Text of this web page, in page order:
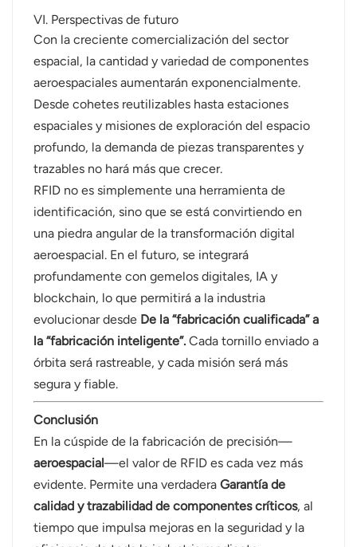
VI. Perspectivas de futuro
Con la creciente comercialización del sector
espacial, la cantidad y variedad de componentes
aeroespaciales aumentarán exponencialmente.
Desde cohetes reutilizables hasta estaciones
espaciales y misiones de exploración del espacio
profundo, la demanda de piezas transparentes y
trazables no hará más que crecer.
RFID no es simplemente una herramienta de
identificación, sino que se está convirtiendo en
una piedra angular de la transformación digital
aeroespacial. En el futuro, se integrará
profundamente con gemelos digitales, IA y
blockchain, lo que permitirá a la industria
evolucionar desde De la “fabricación cualificada” a
la “fabricación inteligente”. Cada tornillo enviado a
órbita será rastreable, y cada misión será más
segura y fiable.
Conclusión
En la cúspide de la fabricación de precisión—
aeroespacial—el valor de RFID es cada vez más
evidente. Permite una verdaderaGarantía de
calidad y trazabilidad de componentes críticos, al
tiempo que impulsa mejoras en la seguridad y la